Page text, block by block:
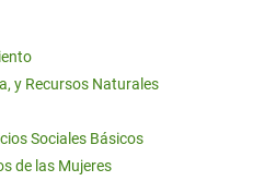
y Recursos Naturales
Sociales Básicos
de las Mujeres